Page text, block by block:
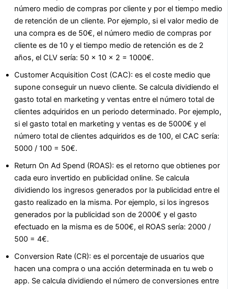
número medio de compras por cliente y por el tiempo medio
de retención de un cliente. Por ejemplo, si el valor medio de
una compra es de 50€, el número medio de compras por
cliente es de 10 y el tiempo medio de retención es de 2
años, el CLV sería: 50 x 10 x 2 = 1000€.
Customer Acquisition Cost (CAC): es el coste medio que
supone conseguir un nuevo cliente. Se calcula dividiendo el
gasto total en marketing y ventas entre el número total de
clientes adquiridos en un periodo determinado. Por ejemplo,
si el gasto total en marketing y ventas es de 5000€ y el
número total de clientes adquiridos es de 100, el CAC sería:
5000 / 100 = 50€.
Return On Ad Spend (ROAS): es el retorno que obtienes por
cada euro invertido en publicidad online. Se calcula
dividiendo los ingresos generados por la publicidad entre el
gasto realizado en la misma. Por ejemplo, si los ingresos
generados por la publicidad son de 2000€ y el gasto
efectuado en la misma es de 500€, el ROAS sería: 2000 /
500 = 4€.
Conversion Rate (CR): es el porcentaje de usuarios que
hacen una compra o una acción determinada en tu web o
app. Se calcula dividiendo el número de conversiones entre